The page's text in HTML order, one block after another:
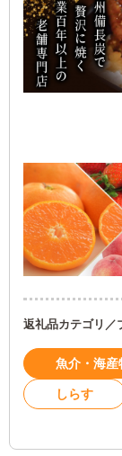
返礼品カテゴリ／
魚介・海産
しらす